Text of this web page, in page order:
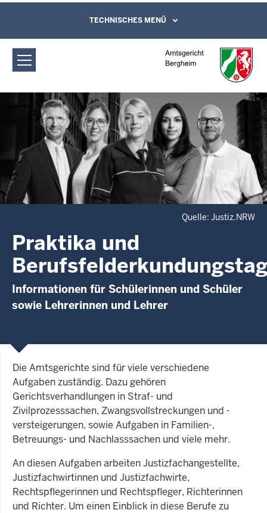
Amtsgericht Bergheim: Praktika und
Berufsfelderkundungstage
Direkt zum Inhalt
Leichte Sprache, Gebärdensprachenvideo
und Kontaktformular
TECHNISCHES MENÜ
Quelle: Justiz.NRW
Praktika und
Informationen für Schülerinnen und Schüler
sowie Lehrerinnen und Lehrer
Die Amtsgerichte sind für viele verschiedene
Aufgaben zuständig. Dazu gehören
Gerichtsverhandlungen in Straf- und
Zivilprozesssachen, Zwangsvollstreckungen und -
versteigerungen, sowie Aufgaben in Familien-,
Betreuungs- und Nachlasssachen und viele mehr.
An diesen Aufgaben arbeiten Justizfachangestellte,
Justizfachwirtinnen und Justizfachwirte,
Rechtspflegerinnen und Rechtspfleger, Richterinnen
und Richter. Um einen Einblick in diese Berufe zu